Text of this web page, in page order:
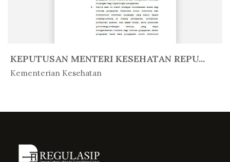
KEPUTUSAN MENTERI KESEHATAN REPU...
Kementerian Kesehatan
In Peratur...